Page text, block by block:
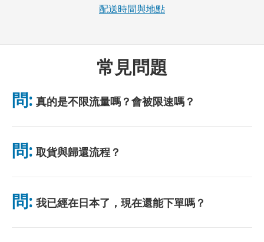
配送時間與地點
常見問題
問: 真的是不限流量嗎？會被限速嗎？
是的，真正無限。我們不採用公平使用政策（FUP）或任何限速措
可能影響網速。）若出現基於政策的限速，我們將補償租金。
問: 取貨與歸還流程？
可於主要機場取貨，或選擇飯店/住址配送（入住前送達）。包裹
無需排隊。
問: 我已經在日本了，現在還能下單嗎？
可以。機場可當天取貨。飯店配送一般隔日送達。若不確定，請聯